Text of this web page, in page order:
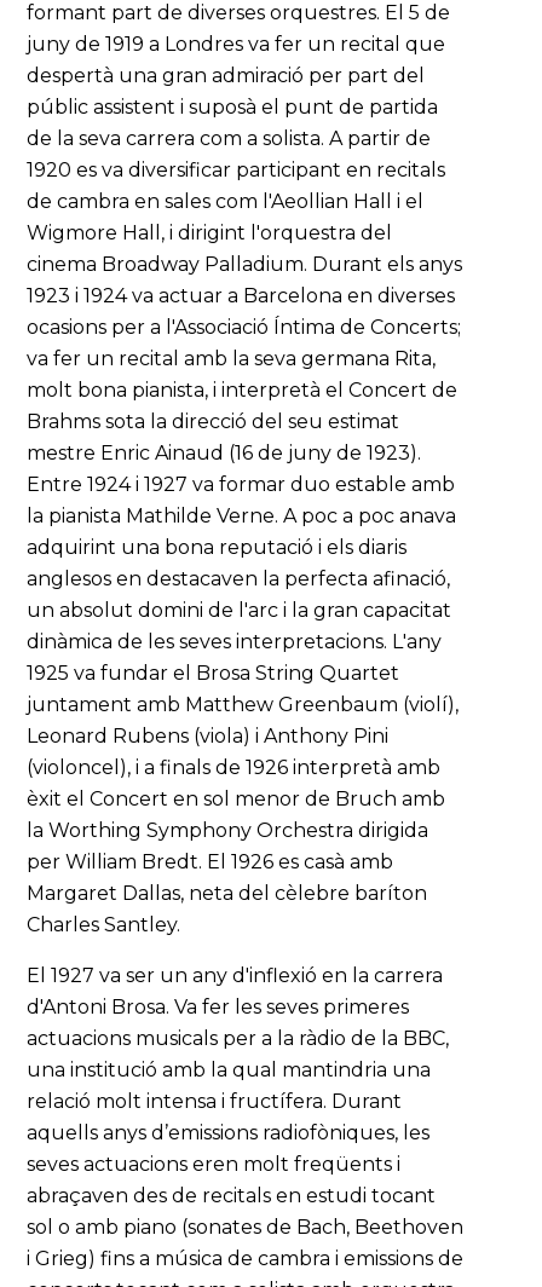
formant part de diverses orquestres. El 5 de
juny de 1919 a Londres va fer un recital que
despertà una gran admiració per part del
públic assistent i suposà el punt de partida
de la seva carrera com a solista. A partir de
1920 es va diversificar participant en recitals
de cambra en sales com l'Aeollian Hall i el
Wigmore Hall, i dirigint l'orquestra del
cinema Broadway Palladium. Durant els anys
1923 i 1924 va actuar a Barcelona en diverses
ocasions per a l'Associació Íntima de Concerts;
va fer un recital amb la seva germana Rita,
molt bona pianista, i interpretà el Concert de
Brahms sota la direcció del seu estimat
mestre Enric Ainaud (16 de juny de 1923).
Entre 1924 i 1927 va formar duo estable amb
la pianista Mathilde Verne. A poc a poc anava
adquirint una bona reputació i els diaris
anglesos en destacaven la perfecta afinació,
un absolut domini de l'arc i la gran capacitat
dinàmica de les seves interpretacions. L'any
1925 va fundar el Brosa String Quartet
juntament amb Matthew Greenbaum (violí),
Leonard Rubens (viola) i Anthony Pini
(violoncel), i a finals de 1926 interpretà amb
èxit el Concert en sol menor de Bruch amb
la Worthing Symphony Orchestra dirigida
per William Bredt. El 1926 es casà amb
Margaret Dallas, neta del cèlebre baríton
Charles Santley.
El 1927 va ser un any d'inflexió en la carrera
d'Antoni Brosa. Va fer les seves primeres
actuacions musicals per a la ràdio de la BBC,
una institució amb la qual mantindria una
relació molt intensa i fructífera. Durant
aquells anys d’emissions radiofòniques, les
seves actuacions eren molt freqüents i
abraçaven des de recitals en estudi tocant
sol o amb piano (sonates de Bach, Beethoven
i Grieg) fins a música de cambra i emissions de